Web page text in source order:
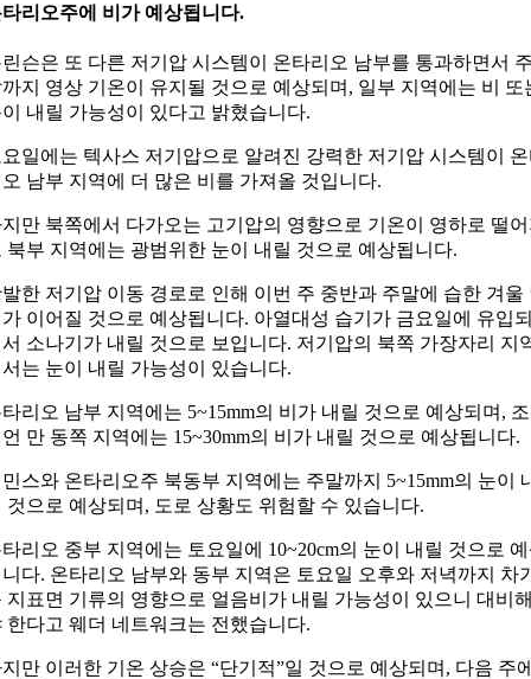
리오주에 비가 예상됩니다.
슨은 또 다른 저기압 시스템이 온타리오 남부를 통과하면서
지 영상 기온이 유지될 것으로 예상되며, 일부 지역에는 비 또
내릴 가능성이 있다고 밝혔습니다.
일에는 텍사스 저기압으로 알려진 강력한 저기압 시스템이
남부 지역에 더 많은 비를 가져올 것입니다.
만 북쪽에서 다가오는 고기압의 영향으로 기온이 영하로 떨
북부 지역에는 광범위한 눈이 내릴 것으로 예상됩니다.
한 저기압 이동 경로로 인해 이번 주 중반과 주말에 습한 겨울
이어질 것으로 예상됩니다. 아열대성 습기가 금요일에 유입
소나기가 내릴 것으로 보입니다. 저기압의 북쪽 가장자리 지
는 눈이 내릴 가능성이 있습니다.
리오 남부 지역에는 5~15mm의 비가 내릴 것으로 예상되며, 조
만 동쪽 지역에는 15~30mm의 비가 내릴 것으로 예상됩니다.
스와 온타리오주 북동부 지역에는 주말까지 5~15mm의 눈이
것으로 예상되며, 도로 상황도 위험할 수 있습니다.
리오 중부 지역에는 토요일에 10~20cm의 눈이 내릴 것으로
다. 온타리오 남부와 동부 지역은 토요일 오후와 저녁까지 차
지표면 기류의 영향으로 얼음비가 내릴 가능성이 있으니 대비
한다고 웨더 네트워크는 전했습니다.
만 이러한 기온 상승은 “단기적”일 것으로 예상되며, 다음 주